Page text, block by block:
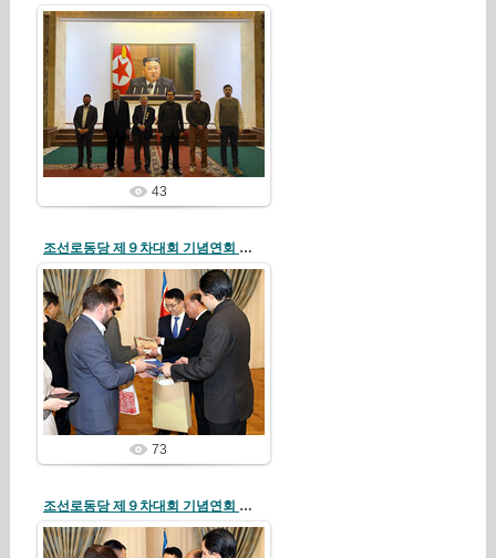
26/04/19
redstartvkp
43
조선로동당 제９차대회 기념연회 로씨야주재 우리 나라 대사관에서 진행
26/04/19
redstartvkp
73
조선로동당 제９차대회 기념연회 로씨야주재 우리 나라 대사관에서 진행